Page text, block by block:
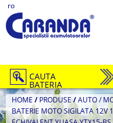
ro
CAUTA
BATERIA
HOME / PRODUSE/AUTO /
BATERIE MOTO SIGILATA 12V